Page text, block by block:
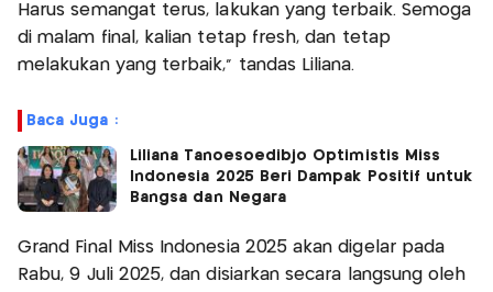
Harus semangat terus, lakukan yang terbaik. Semoga
di malam final, kalian tetap fresh, dan tetap
melakukan yang terbaik,” tandas Liliana.
Baca Juga :
Liliana Tanoesoedibjo Optimistis Miss
Indonesia 2025 Beri Dampak Positif untuk
Bangsa dan Negara
Grand Final Miss Indonesia 2025 akan digelar pada
Rabu, 9 Juli 2025, dan disiarkan secara langsung oleh